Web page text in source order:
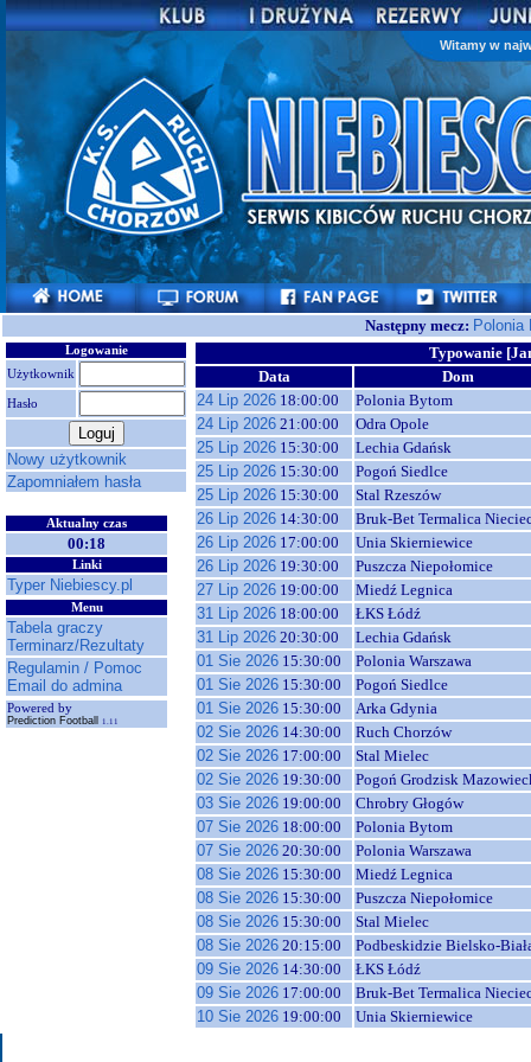
Witamy w
Następny mecz:
Logowanie
Użytkownik
Hasło
Nowy użytkownik
Zapomniałem hasła
Aktualny czas
00:18
Linki
Typer Niebiescy.pl
Menu
Tabela graczy
Terminarz/Rezultaty
Regulamin / Pomoc
Email do admina
Powered by
Prediction Football 1.11
Typowanie
Data
Dom
24 Lip 2026 18:00:00
Polonia Bytom
24 Lip 2026 21:00:00
Odra Opole
25 Lip 2026 15:30:00
Lechia Gdańsk
25 Lip 2026 15:30:00
Pogoń Siedlce
25 Lip 2026 15:30:00
Stal Rzeszów
26 Lip 2026 14:30:00
Bruk-Bet Termalica
26 Lip 2026 17:00:00
Unia Skierniewice
26 Lip 2026 19:30:00
Puszcza Niepołomice
27 Lip 2026 19:00:00
Miedź Legnica
31 Lip 2026 18:00:00
ŁKS Łódź
31 Lip 2026 20:30:00
Lechia Gdańsk
01 Sie 2026 15:30:00
Polonia Warszawa
01 Sie 2026 15:30:00
Pogoń Siedlce
01 Sie 2026 15:30:00
Arka Gdynia
02 Sie 2026 14:30:00
Ruch Chorzów
02 Sie 2026 17:00:00
Stal Mielec
02 Sie 2026 19:30:00
Pogoń Grodzisk
03 Sie 2026 19:00:00
Chrobry Głogów
07 Sie 2026 18:00:00
Polonia Bytom
07 Sie 2026 20:30:00
Polonia Warszawa
08 Sie 2026 15:30:00
Miedź Legnica
08 Sie 2026 15:30:00
Puszcza Niepołomice
08 Sie 2026 15:30:00
Stal Mielec
08 Sie 2026 20:15:00
Podbeskidzie Bielsko-
09 Sie 2026 14:30:00
ŁKS Łódź
09 Sie 2026 17:00:00
Bruk-Bet Termalica
10 Sie 2026 19:00:00 Unia Skierniewice